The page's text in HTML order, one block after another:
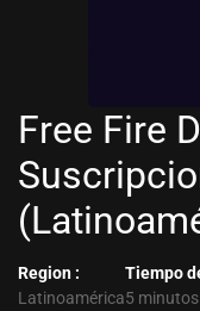
Free Fire
Region :
Latinoamérica
Tiempo
5